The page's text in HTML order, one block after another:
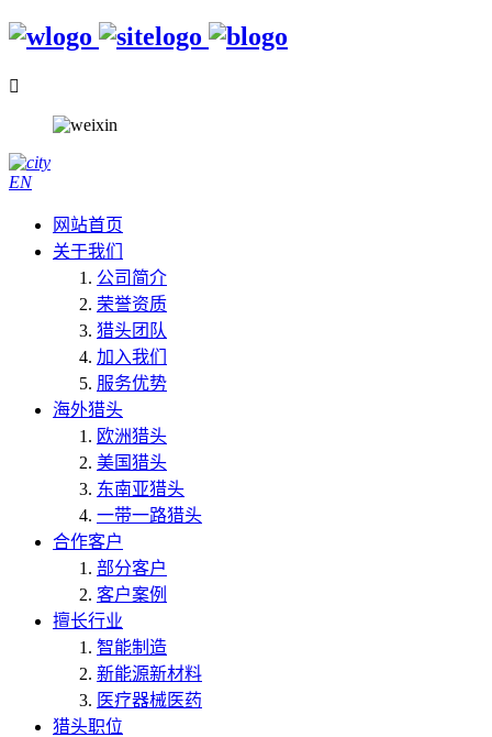

EN
网站首页
关于我们
公司简介
荣誉资质
猎头团队
加入我们
服务优势
海外猎头
欧洲猎头
美国猎头
东南亚猎头
一带一路猎头
合作客户
部分客户
客户案例
擅长行业
智能制造
新能源新材料
医疗器械医药
猎头职位